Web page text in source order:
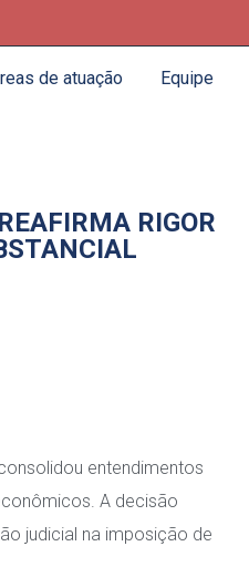
de atuação Equipe
RIGOR
entendimentos
A decisão
judicial na imposição de